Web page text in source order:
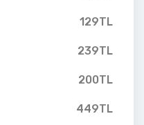
129TL
239TL
200TL
449TL